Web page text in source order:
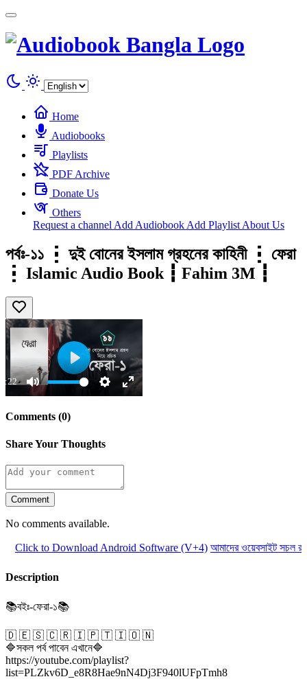
Home
Audiobooks
Playlists
PDF Archive
Donate Us
Others
Request a channel Add Audiobook Add Playlist About Us
পর্বঃ-১১ ┇ দুই বোনের ইসলাম গ্রহনের কাহিনী ┇ ফেরা
┇ Islamic Audio Book ┇ Fahim 3M ┇
Mute Settings
Enter
Play
Comments (0)
Share Your Thoughts
Comment
No comments available.
Click to Download Android Software (V+4) আমাদের ওয়েবসাইট সচল
Description
📚বইঃ-ফেরা-১📚
🇩 🇪 🇸 🇨 🇷 🇮 🇵 🇹 🇮 🇴 🇳
🔷সকল পর্ব পাবেন এখানে🔷
https://youtube.com/playlist?
list=PLZkv6D_e8R8Hae9nN4Dj3F940lUFpTmh8